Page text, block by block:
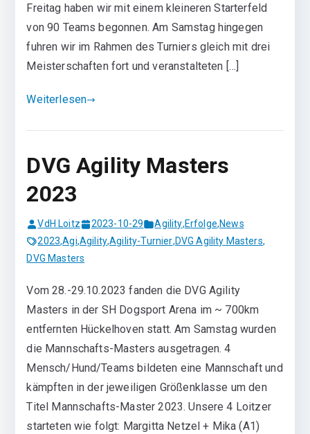
Freitag haben wir mit einem kleineren Starterfeld
von 90 Teams begonnen. Am Samstag hingegen
fuhren wir im Rahmen des Turniers gleich mit drei
Meisterschaften fort und veranstalteten […]
Weiterlesen
DVG Agility Masters
2023
VdH Loitz 2023-10-29 Agility,Erfolge,News
2023,Agi,Agility,Agility-Turnier,DVG Agility Masters,
DVG Masters
Vom 28.-29.10.2023 fanden die DVG Agility
Masters in der SH Dogsport Arena im ~ 700km
entfernten Hückelhoven statt. Am Samstag wurden
die Mannschafts-Masters ausgetragen. 4
Mensch/Hund/Teams bildeten eine Mannschaft und
kämpften in der jeweiligen Größenklasse um den
Titel Mannschafts-Master 2023. Unsere 4 Loitzer
starteten wie folgt: Margitta Netzel + Mika (A1)